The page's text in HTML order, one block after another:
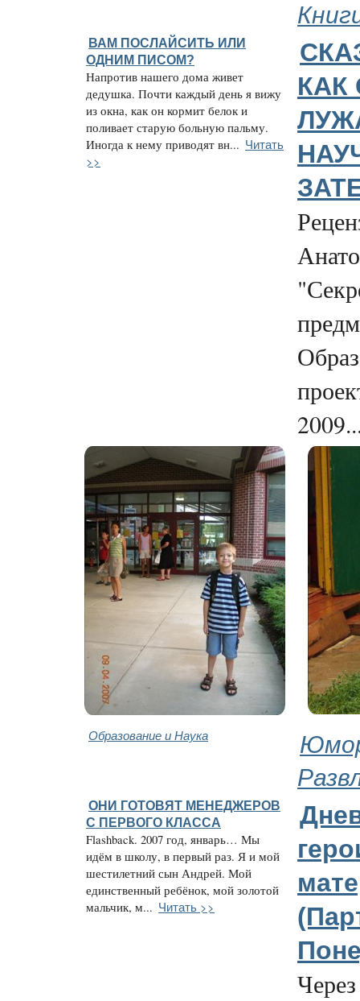
ВАМ ПОСЛАЙСИТЬ ИЛИ
ОДНИМ ПИСОМ?
Напротив нашего дома живет
дедушка. Почти каждый день я вижу
из окна, как он кормит белок и
поливает старую больную пальму.
Иногда к нему приводят вн... Читать
>>
КАК
Образование и Наука
ОНИ ГОТОВЯТ МЕНЕДЖЕРОВ
С ПЕРВОГО КЛАССА
Flashback. 2007 год, январь… Мы
идём в школу, в первый раз. Я и мой
шестилетний сын Андрей. Мой
единственный ребёнок, мой золотой
мальчик, м... Читать >>